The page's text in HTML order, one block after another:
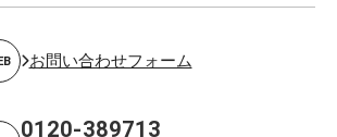
お問い合わせフォーム
0120-389713